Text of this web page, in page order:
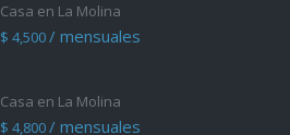
Casa en La Molina
$ 4,500/ mensuales
Casa en La Molina
$ 4,800/ mensuales